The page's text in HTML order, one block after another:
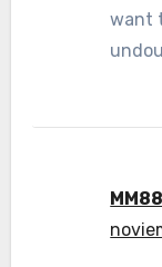
want
MM88